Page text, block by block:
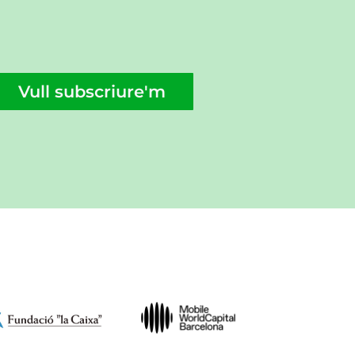
Vull subscriure'm